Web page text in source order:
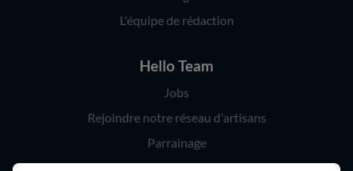
L'équipe de rédaction
Hello Team
Jobs
Rejoindre notre réseau d'artisans
Parrainage